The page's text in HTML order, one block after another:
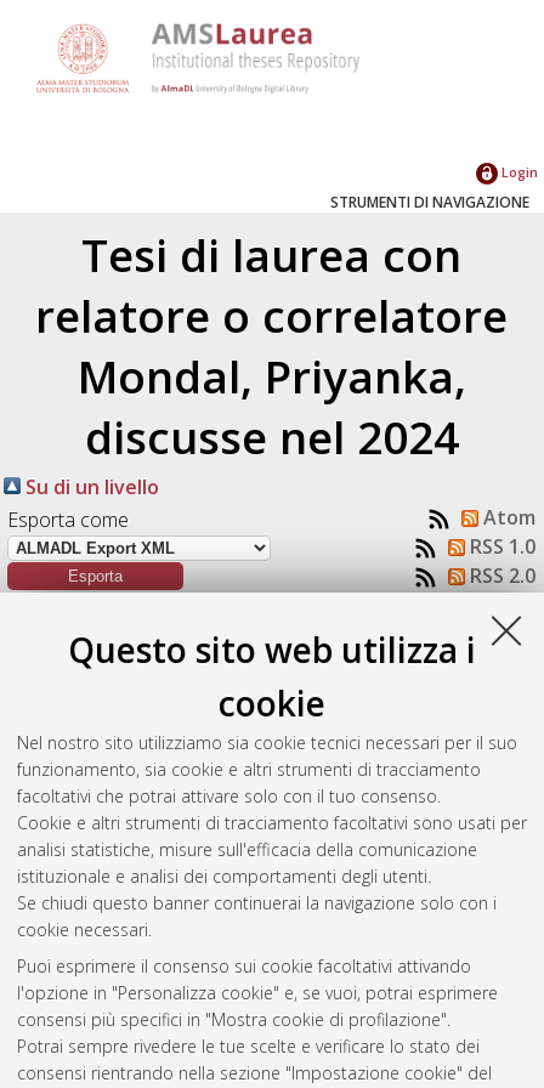
Questo sito web utilizza i
cookie
Nel nostro sito utilizziamo sia cookie tecnici necessari per il suo
funzionamento, sia cookie e altri strumenti di tracciamento
facoltativi che potrai attivare solo con il tuo consenso.
Cookie e altri strumenti di tracciamento facoltativi sono usati per
analisi statistiche, misure sull'efficacia della comunicazione
istituzionale e analisi dei comportamenti degli utenti.
Se chiudi questo banner continuerai la navigazione solo con i
cookie necessari.
Puoi esprimere il consenso sui cookie facoltativi attivando
l'opzione in "Personalizza cookie" e, se vuoi, potrai esprimere
consensi più specifici in "Mostra cookie di profilazione".
Potrai sempre rivedere le tue scelte e verificare lo stato dei
consensi rientrando nella sezione "Impostazione cookie" del
Login
STRUMENTI DI NAVIGAZIONE
Tesi di laurea con
relatore o correlatore
Mondal, Priyanka,
discusse nel 2024
Su di un livello
Esporta come
Atom
RSS 1.0
RSS 2.0
Tipologia della tesi|
Nessun raggruppamento
Serra, Marta(2024)Recovery of long dicarboxylic acid chains
from aqueous media with solvent based membrane systems.
[Laurea magistrale], Università di Bologna, Corso di Studio in
Ingegneria chimica e di processo [LM-DM270]
Questa lista e' stata generata ilFri Aug 7 05:01:33 2026 CEST
Atom
Rss 1.0
Rss 2.0